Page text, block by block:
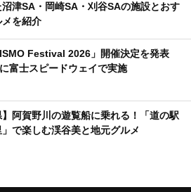
沼津SA・岡崎SA・刈谷SAの施設とおす
を紹介
Festival 2026」開催決定を発表
富士スピードウェイで実施
】阿賀野川の遊覧船に乗れる！「道の駅
」で楽しむ渓谷美と地元グルメ